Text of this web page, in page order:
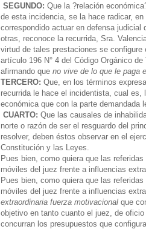
SEGUNDO: Que la ?relación
de esta incidencia, se la hace radicar,
correspondido actuar en defensa
otras, reconoce la recurrida, Sra.
virtud de tales prestaciones se
artículo 196 N° 4 del Código Orgánico
afirmando que no vive de lo que le paga
TERCERO: Que, en los términos
recurrida le hace el incidentista, cual es,
económica que con la parte demandada
CUARTO: Que las causales de
norte o razón de ser el resguardo del
resolver, deben éstos observar en el
Constitución y las Leyes.
Pues bien, como quiera que las
móviles del juez frente a influencias
Pues bien, como quiera que las
móviles del juez frente a influencias
extraordinaria fuerza motivacional que
objetivo en tanto cuanto el juez, de
concurran los presupuestos que